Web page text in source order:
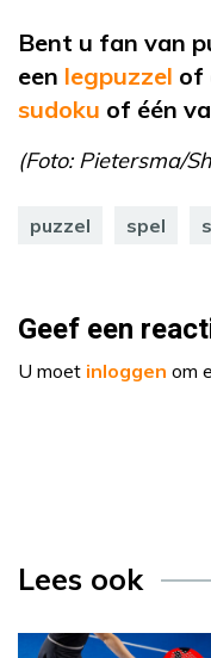
Bent u fan van
een legpuzzel of
sudoku of één
(Foto: Pietersma/
puzzel spel
Geef een
U moet inloggen om
Lees ook